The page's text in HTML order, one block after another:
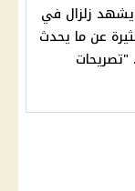
زلزال في
عن ما يحدث
"تصريحات